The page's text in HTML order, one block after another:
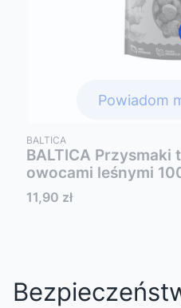
Powiadom
PRODUCENT
BALTICA
BALTICA
owocami leśnymi
Cena
11,90 zł